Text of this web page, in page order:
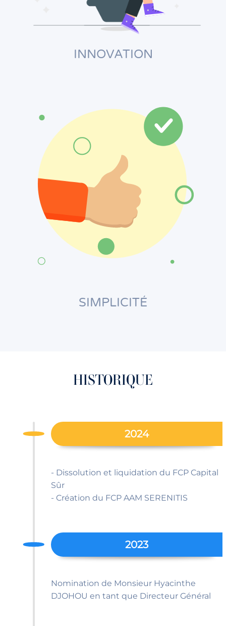
INNOVATION
SIMPLICITÉ
HISTORIQUE
2024
- Dissolution et liquidation du FCP Capital
Sûr
- Création du FCP AAM SERENITIS
2023
Nomination de Monsieur Hyacinthe
DJOHOU en tant que Directeur Général